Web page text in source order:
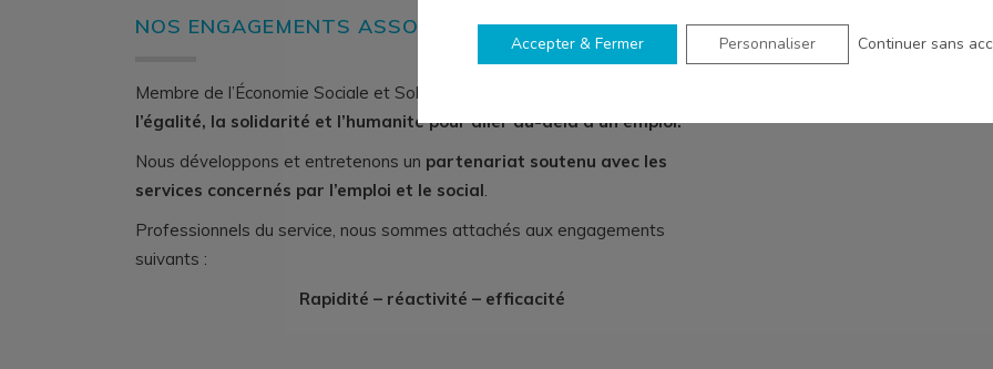
NOS ENGAGEMENTS ASSOCIATIFS
Membre de l’Économie Sociale et Solidaire, nos principales valeurs sont
l’égalité, la solidarité et l’humanité pour aller au-delà d’un emploi.
Nous développons et entretenons un partenariat soutenu avec les
services concernés par l’emploi et le social.
Professionnels du service, nous sommes attachés aux engagements
suivants :
Rapidité – réactivité – efficacité
Accepter & Fermer Continuer sans
Personnaliser